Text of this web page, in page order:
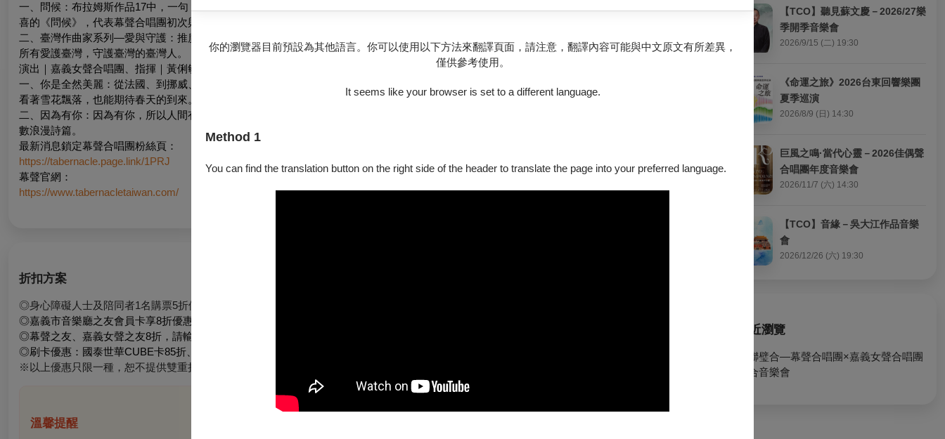
你的瀏覽器目前預設為其他語言。你可以使用以下方法來翻譯頁面，請注意，翻譯內容可能與中文原文有所差異，
僅供參考使用。
It seems like your browser is set to a different language.
Method 1
You can find the translation button on the right side of the header to translate the page into your preferred language.
一、問候：布拉姆斯作品17中，一句「我，可愛和藹的女士，問候你一千次。(Viel schöne, hohe Fraue, Grüß ich dich tausendmal.)」，以及千原英
喜的《問候》，代表幕聲合唱團初次與南部聽眾見面的喜悅心情，並以德文、日文活潑有朝氣的曲目，展現幕聲獨特的聲音特色。
二、臺灣作曲家系列—愛與守護：推廣演唱國人作品，本場將推出臺灣作曲家劉聖賢、李豐旭、盧易之的作品，優美的旋律搭配溫暖的歌詞，獻給
所有愛護臺灣，守護臺灣的臺灣人。
演出｜嘉義女聲合唱團、指揮｜黃俐敏、鋼琴｜張頌吟
一、你是全然美麗：從法國、到挪威、英國、日本，不同語言代表不空的空間，卻有著相同頌讚，感謝神的保守，讓我們得以逐漸走出寒冬，即使
看著雪花飄落，也能期待春天的到來。
二、因為有你：因為有你，所以人間有情。嘉義女聲合唱團以中文、閩南語、客語、原住民語，詮釋不同時空相遇的人們，因著這份愛，所寫下無
數浪漫詩篇。
最新消息鎖定幕聲合唱團粉絲頁：
https://tabernacle.page.link/1PRJ
幕聲官網：
https://www.tabernacletaiwan.com/
折扣方案
◎身心障礙人士及陪同者1名購票5折優待，入場時應出示身心障礙手冊，陪同者與身障者需同時入場
◎嘉義市音樂廳之友會員卡享8折優惠
◎幕聲之友、嘉義女聲之友8折，請輸入優惠代碼
◎刷卡優惠：國泰世華CUBE卡85折、國泰世華信用卡9折
※以上優惠只限一種，恕不提供雙重折扣。
溫馨提醒
【TCO】聽見蘇文慶－2026/27樂
季開季音樂會
2026/9/15 (二) 19:30
《命運之旅》2026台東回響樂團
夏季巡演
2026/8/9 (日) 14:30
巨風之鳴·當代心靈－2026佳偶聲
合唱團年度音樂會
2026/11/7 (六) 14:30
【TCO】音緣－吳大江作品音樂
會
2026/12/26 (六) 19:30
最近瀏覽
姝聯璧合—幕聲合唱團×嘉義女聲合唱團
聯合音樂會